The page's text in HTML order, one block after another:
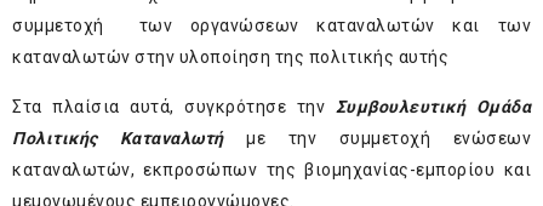
συμμετοχή των οργανώσεων καταναλωτών και των
καταναλωτών στην υλοποίηση της πολιτικής αυτής
Στα πλαίσια αυτά, συγκρότησε την Συμβουλευτική Ομάδα
Πολιτικής Καταναλωτήμε την συμμετοχή ενώσεων
καταναλωτών, εκπροσώπων της βιομηχανίας-εμπορίου και
μεμονωμένους εμπειρογνώμονες.